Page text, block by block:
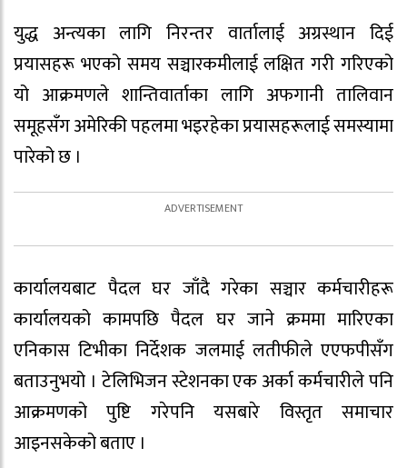
युद्ध अन्त्यका लागि निरन्तर वार्तालाई अग्रस्थान दिई
प्रयासहरू भएको समय सञ्चारकमीलाई लक्षित गरी गरिएको
यो आक्रमणले शान्तिवार्ताका लागि अफगानी तालिवान
समूहसँग अमेरिकी पहलमा भइरहेका प्रयासहरूलाई समस्यामा
पारेको छ ।
कार्यालयबाट पैदल घर जाँदै गरेका सञ्चार कर्मचारीहरू
कार्यालयको कामपछि पैदल घर जाने क्रममा मारिएका
एनिकास टिभीका निर्देशक जलमाई लतीफीले एएफपीसँग
बताउनुभयो । टेलिभिजन स्टेशनका एक अर्का कर्मचारीले पनि
आक्रमणको पुष्टि गरेपनि यसबारे विस्तृत समाचार
आइनसकेको बताए ।